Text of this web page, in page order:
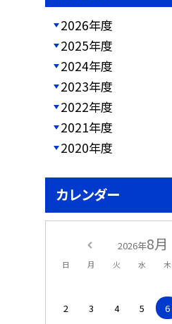
2026年度
2025年度
2024年度
2023年度
2022年度
2021年度
2020年度
カレンダー
2026年8月
日 月 火 水 木
2
3 4 5 6